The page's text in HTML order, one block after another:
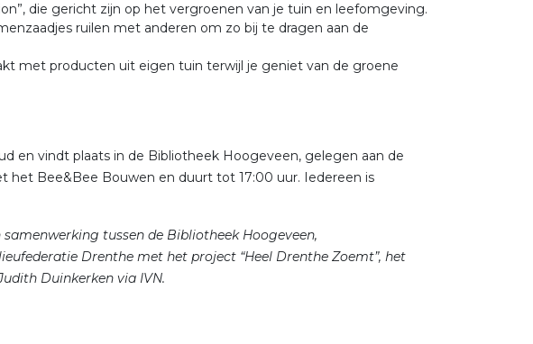
die gericht zijn op het vergroenen van je tuin en leefomgeving.
ruilen met anderen om zo bij te dragen aan de
met producten uit eigen tuin terwijl je geniet van de groene
en vindt plaats in de Bibliotheek Hoogeveen, gelegen aan de
het Bee&Bee Bouwen en duurt tot 17:00 uur. Iedereen is
tussen de Bibliotheek Hoogeveen,
Drenthe met het project “Heel Drenthe Zoemt”, het
Duinkerken via IVN.